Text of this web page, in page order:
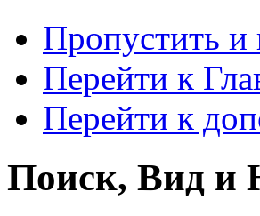
Пропустить и
Перейти к
Перейти к
Поиск, Вид и